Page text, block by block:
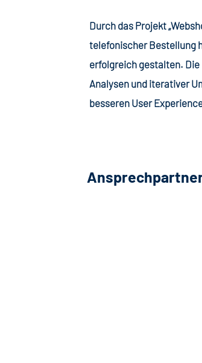
Durch das Projekt
telefonischer Bestellung
erfolgreich gestalten.
Analysen und iterativer
besseren User